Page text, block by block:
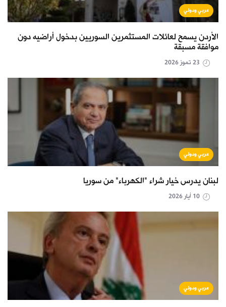
عربي ودولي
الأردن يسمح لعائلات المستثمرين السوريين بدخول أراضيه دون
موافقة مسبقة
عربي ودولي
لبنان يدرس خيار شراء "الكهرباء" من سوريا
عربي ودولي